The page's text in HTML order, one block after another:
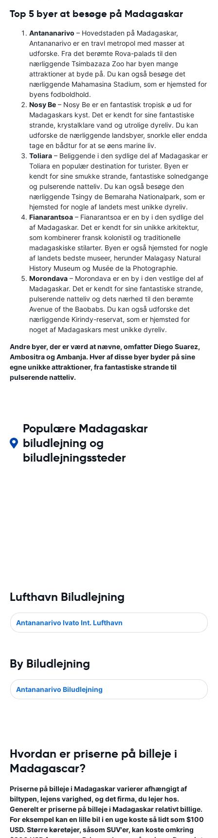
Top 5 byer at besøge på Madagaskar
Antananarivo – Hovedstaden på Madagaskar,
Antananarivo er en travl metropol med masser at
udforske. Fra det berømte Rova-palads til den
nærliggende Tsimbazaza Zoo har byen mange
attraktioner at byde på. Du kan også besøge det
nærliggende Mahamasina Stadium, som er hjemsted for
byens fodboldhold.
Nosy Be – Nosy Be er en fantastisk tropisk ø ud for
Madagaskars kyst. Det er kendt for sine fantastiske
strande, krystalklare vand og utrolige dyreliv. Du kan
udforske de nærliggende landsbyer, snorkle eller endda
tage en bådtur for at se øens marine liv.
Toliara – Beliggende i den sydlige del af Madagaskar er
Toliara en populær destination for turister. Byen er
kendt for sine smukke strande, fantastiske solnedgange
og pulserende natteliv. Du kan også besøge den
nærliggende Tsingy de Bemaraha Nationalpark, som er
hjemsted for nogle af landets mest unikke dyreliv.
Fianarantsoa – Fianarantsoa er en by i den sydlige del
af Madagaskar. Det er kendt for sin unikke arkitektur,
som kombinerer fransk kolonistil og traditionelle
madagaskiske stilarter. Byen er også hjemsted for nogle
af landets bedste museer, herunder Malagasy Natural
History Museum og Musée de la Photographie.
Morondava – Morondava er en by i den vestlige del af
Madagaskar. Det er kendt for sine fantastiske strande,
pulserende natteliv og dets nærhed til den berømte
Avenue of the Baobabs. Du kan også udforske det
nærliggende Kirindy-reservat, som er hjemsted for
noget af Madagaskars mest unikke dyreliv.
Andre byer, der er værd at nævne, omfatter Diego Suarez,
Ambositra og Ambanja. Hver af disse byer byder på sine
egne unikke attraktioner, fra fantastiske strande til
pulserende natteliv.
Populære Madagaskar
biludlejning og
biludlejningssteder
Lufthavn Biludlejning
Antananarivo Ivato Int. Lufthavn
By Biludlejning
Antananarivo Biludlejning
Hvordan er priserne på billeje i
Madagascar?
Priserne på billeje i Madagaskar varierer afhængigt af
biltypen, lejens varighed, og det firma, du lejer hos.
Generelt er priserne på billeje i Madagaskar relativt billige.
For eksempel kan en lille bil i en uge koste så lidt som $100
USD. Større køretøjer, såsom SUV'er, kan koste omkring